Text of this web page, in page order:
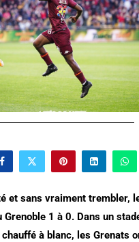
et sans vraiment trembler,
Grenoble 1 à 0. Dans un
à blanc, les Grenats